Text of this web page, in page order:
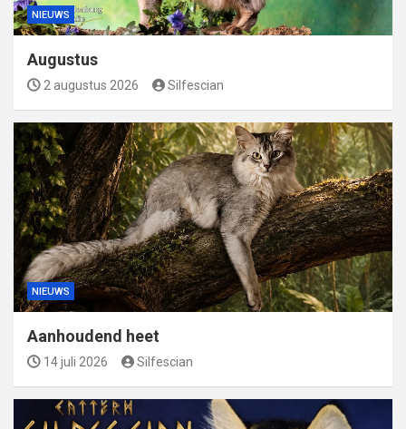
NIEUWS
Augustus
2 augustus 2026 Silfescian
NIEUWS
Aanhoudend heet
14 juli 2026 Silfescian